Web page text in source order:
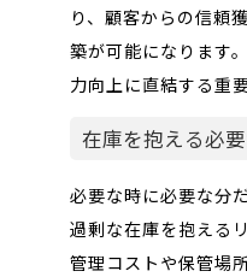
り、顧客からの信頼
築が可能になります
力向上に直結する重
在庫を抱える必
必要な時に必要な分
過剰な在庫を抱える
管理コストや保管場